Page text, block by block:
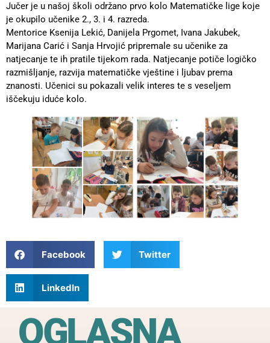
Jučer je u našoj školi održano prvo kolo Matematičke lige koje
je okupilo učenike 2., 3. i 4. razreda.
Mentorice Ksenija Lekić, Danijela Prgomet, Ivana Jakubek,
Marijana Carić i Sanja Hrvojić pripremale su učenike za
natjecanje te ih pratile tijekom rada. Natjecanje potiče logičko
razmišljanje, razvija matematičke vještine i ljubav prema
znanosti. Učenici su pokazali velik interes te s veseljem
iščekuju iduće kolo.
Facebook Twitter
LinkedIn
OGLASNA